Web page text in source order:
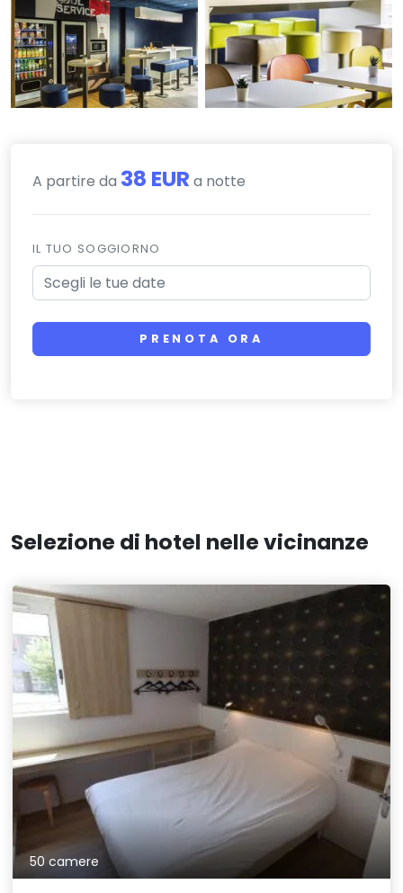
A partire da 38 EUR a notte
IL TUO SOGGIORNO
PRENOTA ORA
Selezione di hotel nelle vicinanze
50 camere